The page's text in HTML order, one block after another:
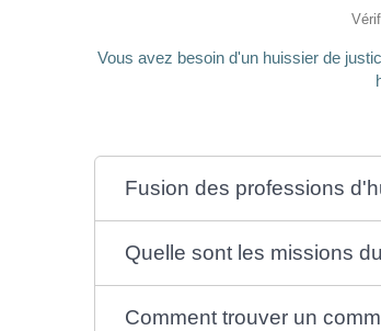
Vous avez besoin d'un huissier de
Fusion des professions
Quelle sont les missions
Comment trouver un